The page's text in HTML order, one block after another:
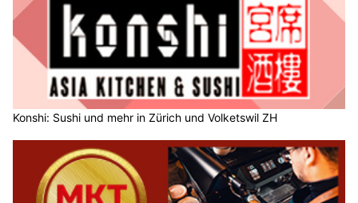
Konshi: Sushi und mehr in Zürich und Volketswil ZH